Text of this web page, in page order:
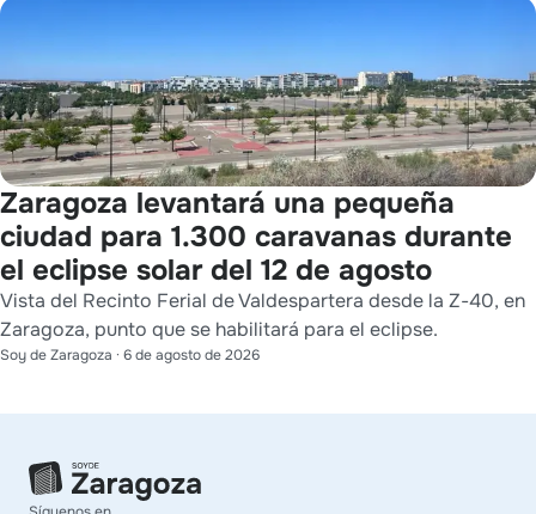
Zaragoza levantará una pequeña
ciudad para 1.300 caravanas durante
el eclipse solar del 12 de agosto
Vista del Recinto Ferial de Valdespartera desde la Z-40, en
Zaragoza, punto que se habilitará para el eclipse.
Soy de Zaragoza · 6 de agosto de 2026